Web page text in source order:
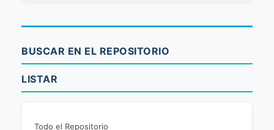
BUSCAR EN EL REPOSITORIO
LISTAR
Todo el Repositorio